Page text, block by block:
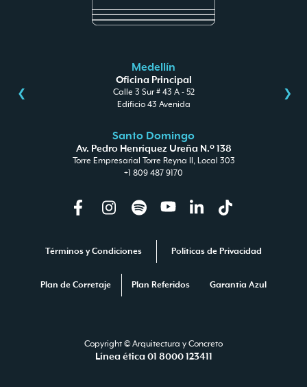
Medellín
Oficina Principal
Calle 3 Sur # 43 A - 52
Edificio 43 Avenida
Santo Domingo
Av. Pedro Henríquez Ureña N.º 138
Torre Empresarial Torre Reyna II, Local 303
+1 809 487 9170
Términos y Condiciones Políticas de Privacidad
Plan de Corretaje Plan Referidos Garantia Azul
FacebookInstagramSpotifyYoutubeLinkedinTikTok
Copyright © Arquitectura y Concreto
Línea ética 01 8000 123411